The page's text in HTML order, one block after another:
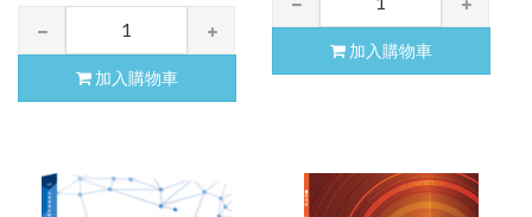
加入購物車
加入購物車